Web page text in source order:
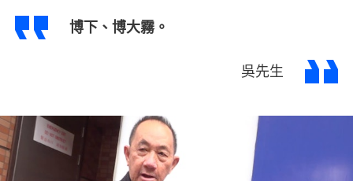
博下、博大霧。
吳先生